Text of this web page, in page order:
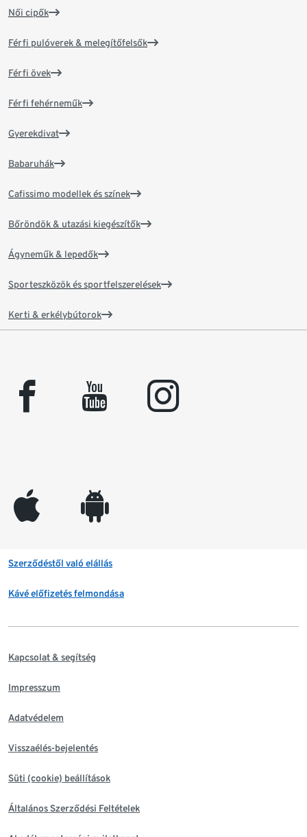
Női cipők
Férfi pulóverek & melegítőfelsők
Férfi övek
Férfi fehérneműk
Gyerekdivat
Babaruhák
Cafissimo modellek és színek
Bőröndök & utazási kiegészítők
Ágyneműk & lepedők
Sporteszközök és sportfelszerelések
Kerti & erkélybútorok
facebook youtube instagram
appleinc android
Szerződéstől való elállás
Kávé előfizetés felmondása
Kapcsolat & segítség
Impresszum
Adatvédelem
Visszaélés-bejelentés
Süti (cookie) beállítások
Általános Szerződési Feltételek